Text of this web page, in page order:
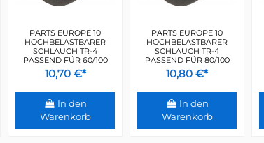
PARTS EUROPE 10
HOCHBELASTBARER
SCHLAUCH TR-4
PASSEND FÜR 60/100
10,70 €*
In den
Warenkorb
PARTS EUROPE 10
HOCHBELASTBARER
SCHLAUCH TR-4
PASSEND FÜR 80/100
10,80 €*
In den
Warenkorb